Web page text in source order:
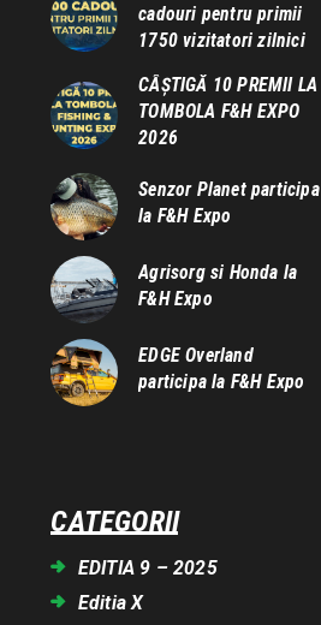
cadouri pentru primii
1750 vizitatori zilnici
CÂȘTIGĂ 10 PREMII LA
TOMBOLA F&H EXPO
2026
Senzor Planet participa
la F&H Expo
Agrisorg si Honda la
F&H Expo
EDGE Overland
participa la F&H Expo
CATEGORII
EDITIA 9 – 2025
Editia X